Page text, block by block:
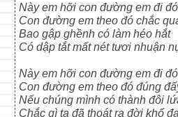
Này em hỡi con đường em đi đó
Con đường em theo đó chắc
Bao gập ghềnh có làm héo hắt
Có dập tắt mất nét tươi nhuận
Này em hỡi con đường em đi đó
Con đường em theo đó đúng
Nếu chúng mình có thành đôi
Chắc gì ta đã thoát ra đời khổ